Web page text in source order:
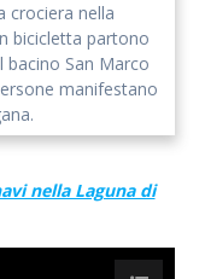
crociera nella
bicicletta partono
San Marco
manifestano
nella Laguna di